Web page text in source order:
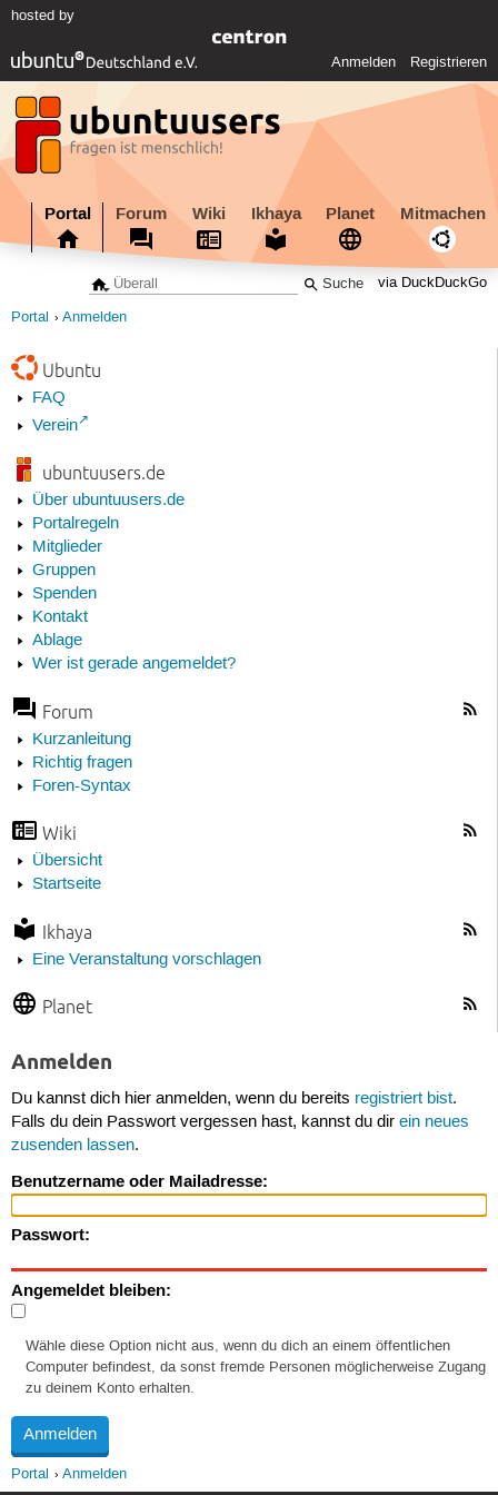
hosted by
Anmelden Registrieren
Portal Forum Wiki Ikhaya Planet Mitmachen
via DuckDuckGo
Portal Anmelden
Ubuntu
FAQ
Verein
ubuntuusers.de
Über ubuntuusers.de
Portalregeln
Mitglieder
Gruppen
Spenden
Kontakt
Ablage
Wer ist gerade angemeldet?
Forum
Kurzanleitung
Richtig fragen
Foren-Syntax
Wiki
Übersicht
Startseite
Ikhaya
Eine Veranstaltung vorschlagen
Planet
Anmelden
Du kannst dich hier anmelden, wenn du bereits registriert bist.
Falls du dein Passwort vergessen hast, kannst du dir ein neues
zusenden lassen.
Benutzername oder Mailadresse:
Passwort:
Angemeldet bleiben:
Wähle diese Option nicht aus, wenn du dich an einem öffentlichen
Computer befindest, da sonst fremde Personen möglicherweise Zugang
zu deinem Konto erhalten.
Portal Anmelden